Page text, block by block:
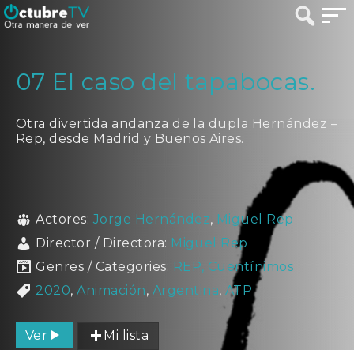
07 El caso del tapabocas.
Otra divertida andanza de la dupla Hernández –
Rep, desde Madrid y Buenos Aires.
Actores: Jorge Hernández, Miguel Rep
Director / Directora: Miguel Rep
Genres / Categories: REP, Cuentínimos
2020,Animación, Argentina, ATP
Ver Mi lista